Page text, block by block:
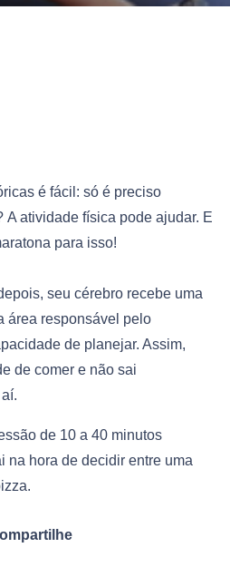
é fácil: só é preciso
A atividade física pode ajudar. E
para isso!
seu cérebro recebe uma
área responsável pelo
de planejar. Assim,
de comer e não sai
de 10 a 40 minutos
na hora de decidir entre uma